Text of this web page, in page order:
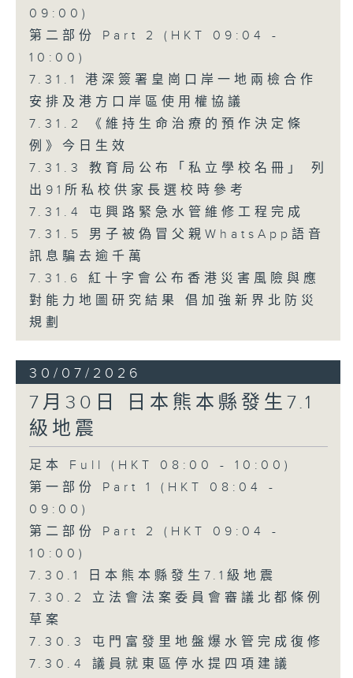
09:00)
第二部份 Part 2 (HKT 09:04 -
10:00)
7.31.1 港深簽署皇崗口岸一地兩檢合作
安排及港方口岸區使用權協議
7.31.2 《維持生命治療的預作決定條
例》今日生效
7.31.3 教育局公布「私立學校名冊」 列
出91所私校供家長選校時參考
7.31.4 屯興路緊急水管維修工程完成
7.31.5 男子被偽冒父親WhatsApp語音
訊息騙去逾千萬
7.31.6 紅十字會公布香港災害風險與應
對能力地圖研究結果 倡加強新界北防災
規劃
30/07/2026
7月30日 日本熊本縣發生7.1
級地震
足本 Full (HKT 08:00 - 10:00)
第一部份 Part 1 (HKT 08:04 -
09:00)
第二部份 Part 2 (HKT 09:04 -
10:00)
7.30.1 日本熊本縣發生7.1級地震
7.30.2 立法會法案委員會審議北都條例
草案
7.30.3 屯門富發里地盤爆水管完成復修
7.30.4 議員就東區停水提四項建議